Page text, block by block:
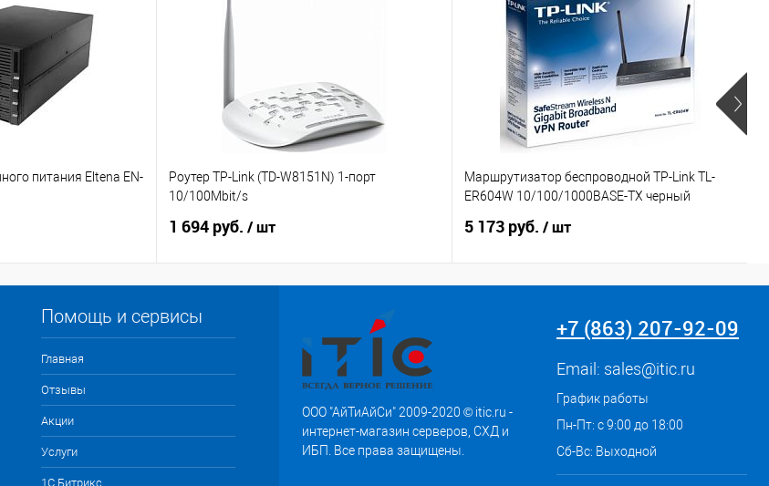
питания Eltena EN-
Роутер TP-Link (TD-W8151N) 1-порт
10/100Mbit/s
1 694 руб. / шт
Маршрутизатор беспроводной TP-Link TL-
ER604W 10/100/1000BASE-TX черный
5 173 руб. / шт
Помощь и сервисы
Главная
Отзывы
Акции
Услуги
1С Битрикс
ООО "АйТиАйСи" 2009-2020 © itic.ru -
интернет-магазин серверов, СХД и
ИБП. Все права защищены.
+7 (863) 207-92-09
Email: sales@itic.ru
График работы
Пн-Пт: с 9:00 до 18:00
Сб-Вс: Выходной